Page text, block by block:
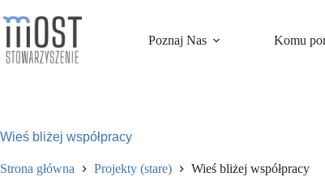
do
Poznaj Nas Komu
Wieś bliżej współpracy
Strona główna Projekty (stare) Wieś bliżej współpracy